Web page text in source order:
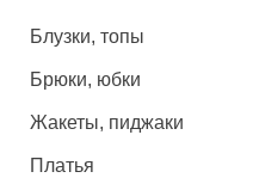
Блузки, топы
Брюки, юбки
Жакеты, пиджаки
Платья